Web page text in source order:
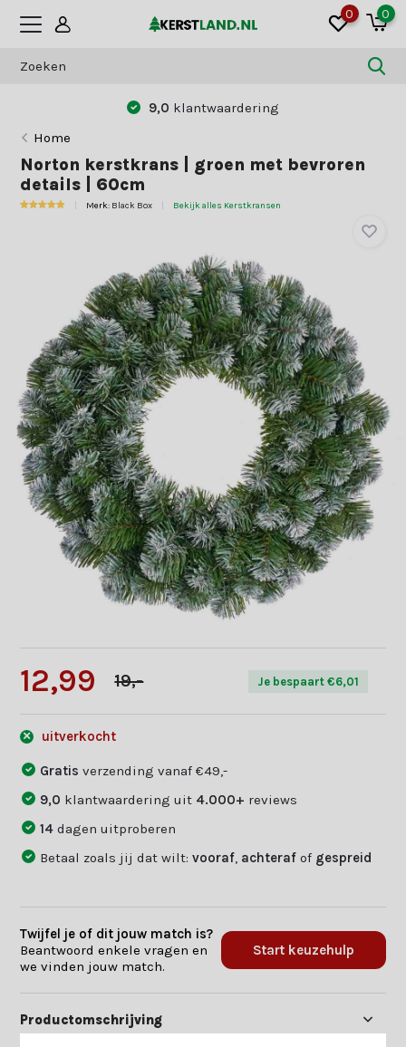
0 0
9,0 klantwaardering
Home
Norton kerstkrans | groen met bevroren
details | 60cm
Merk: Black Box Bekijk alles Kerstkransen
12,99 19,- Je bespaart €6,01
uitverkocht
Gratisverzending vanaf €49,-
9,0 klantwaardering uit 4.000+ reviews
14dagen uitproberen
Betaal zoals jij dat wilt:vooraf achteraf of gespreid
Twijfel je of dit jouw match is?
Beantwoord enkele vragen en
we vinden jouw match.
Start keuzehulp
Productomschrijving